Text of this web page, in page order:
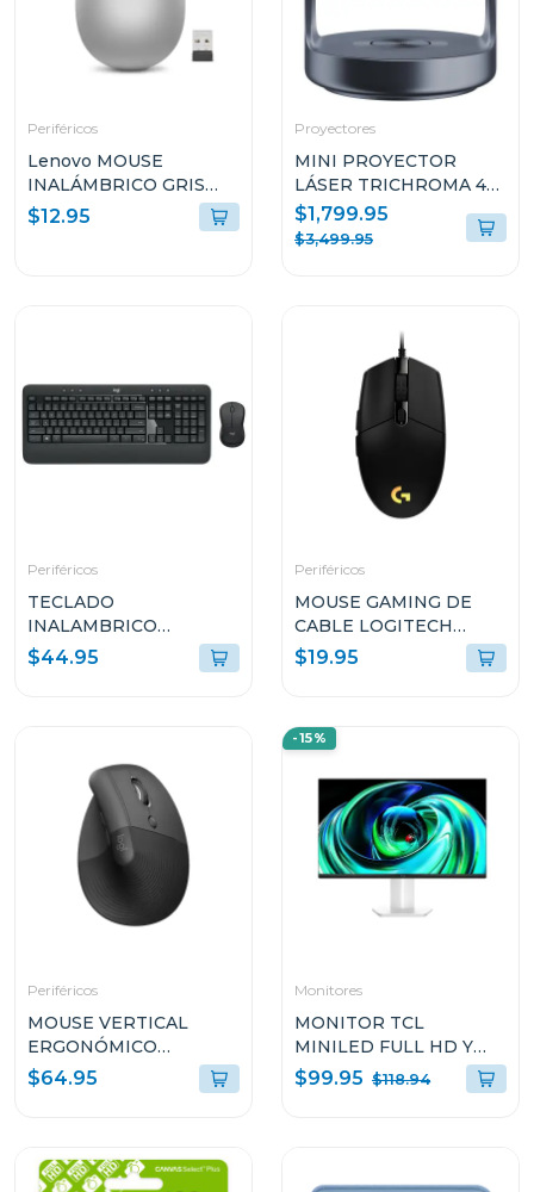
Periféricos
Lenovo MOUSE
INALÁMBRICO GRIS
PLATINO L300 GY50Z1
$12.95
Proyectores
MINI PROYECTOR
LÁSER TRICHROMA 4K
VIDAA CON
SUBWOOFER
$1,799.95
$3,499.95
Periféricos
TECLADO
INALAMBRICO
ADVANCED LOGITECH
CON MOUSE
$44.95
Periféricos
MOUSE GAMING DE
CABLE LOGITECH
LYGHTSYNC DE
8000DPI NEGRO G203
$19.95
Periféricos
MOUSE VERTICAL
ERGONÓMICO
LOGITECH LIFT CON
EASY-SWITCH MR0094
$64.95
-15%
Monitores
MONITOR TCL
MINILED FULL HD Y
100HZ 24G5
$99.95 $118.94